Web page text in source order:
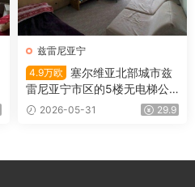
兹雷尼亚宁
4.9万欧
塞尔维亚北部城市兹
雷尼亚宁市区的5楼无电梯公
寓出售
2026-05-31 29.9